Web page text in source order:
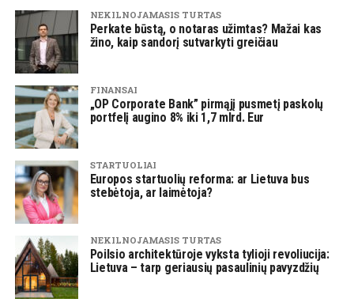
NEKILNOJAMASIS TURTAS
Perkate būstą, o notaras užimtas? Mažai kas
žino, kaip sandorį sutvarkyti greičiau
FINANSAI
„OP Corporate Bank” pirmąjį pusmetį paskolų
portfelį augino 8% iki 1,7 mlrd. Eur
STARTUOLIAI
Europos startuolių reforma: ar Lietuva bus
stebėtoja, ar laimėtoja?
NEKILNOJAMASIS TURTAS
Poilsio architektūroje vyksta tylioji revoliucija:
Lietuva – tarp geriausių pasaulinių pavyzdžių